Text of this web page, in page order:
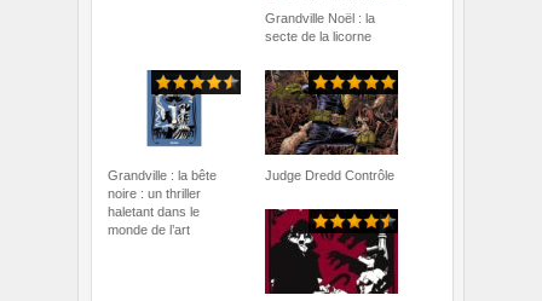
Grandville Noël : la
secte de la licorne
Grandville : la bête
noire : un thriller
haletant dans le
monde de l’art
Judge Dredd Contrôle